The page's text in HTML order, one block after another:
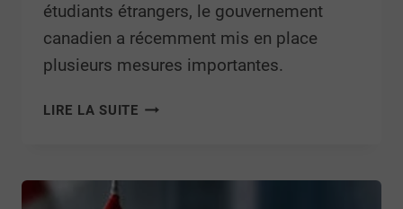
étudiants étrangers, le gouvernement
canadien a récemment mis en place
plusieurs mesures importantes.
LIRE LA SUITE